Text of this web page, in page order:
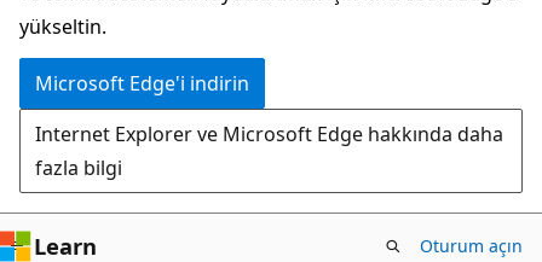
yükseltin.
Microsoft Edge'i indirin
Internet Explorer ve Microsoft Edge hakkında daha
fazla bilgi
Learn Oturum açın